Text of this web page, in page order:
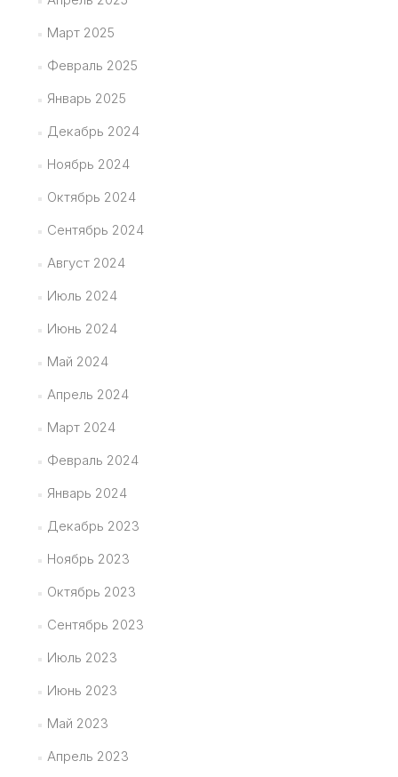
Март 2025
Февраль 2025
Январь 2025
Декабрь 2024
Ноябрь 2024
Октябрь 2024
Сентябрь 2024
Август 2024
Июль 2024
Июнь 2024
Май 2024
Апрель 2024
Март 2024
Февраль 2024
Январь 2024
Декабрь 2023
Ноябрь 2023
Октябрь 2023
Сентябрь 2023
Июль 2023
Июнь 2023
Май 2023
Апрель 2023